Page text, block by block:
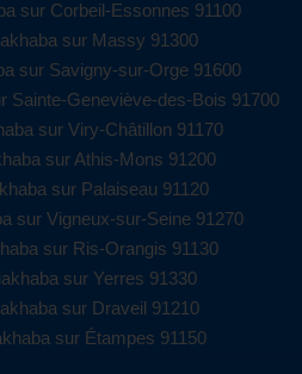
sur Corbeil-Essonnes 91100
sur Massy 91300
sur Savigny-sur-Orge 91600
Sainte-Geneviève-des-Bois 91700
sur Viry-Châtillon 91170
sur Athis-Mons 91200
sur Palaiseau 91120
sur Vigneux-sur-Seine 91270
sur Ris-Orangis 91130
sur Yerres 91330
sur Draveil 91210
sur Étampes 91150